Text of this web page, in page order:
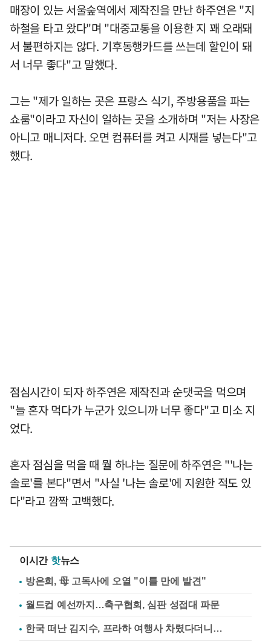
매장이 있는 서울숲역에서 제작진을 만난 하주연은 "지
하철을 타고 왔다"며 "대중교통을 이용한 지 꽤 오래돼
서 불편하지는 않다. 기후동행카드를 쓰는데 할인이 돼
서 너무 좋다"고 말했다.
그는 "제가 일하는 곳은 프랑스 식기, 주방용품을 파는
쇼룸"이라고 자신이 일하는 곳을 소개하며 "저는 사장은
아니고 매니저다. 오면 컴퓨터를 켜고 시재를 넣는다"고
했다.
점심시간이 되자 하주연은 제작진과 순댓국을 먹으며
"늘 혼자 먹다가 누군가 있으니까 너무 좋다"고 미소 지
었다.
혼자 점심을 먹을 때 뭘 하냐는 질문에 하주연은 "'나는
솔로'를 본다"면서 "사실 '나는 솔로'에 지원한 적도 있
다"라고 깜짝 고백했다.
이시간 핫뉴스
방은희, 母 고독사에 오열 "이틀 만에 발견"
월드컵 예선까지…축구협회, 심판 성접대 파문
한국 떠난 김지수, 프라하 여행사 차렸다더니…